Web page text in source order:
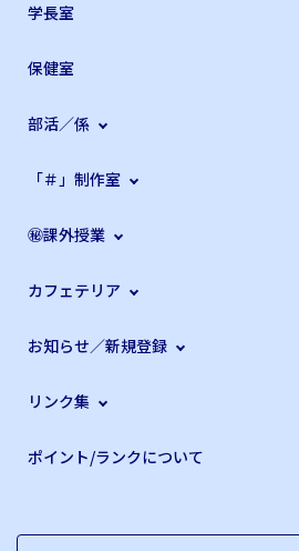
学長室
保健室
部活／係
「＃」制作室
㊙課外授業
カフェテリア
お知らせ／新規登録
リンク集
ポイント/ランクについて